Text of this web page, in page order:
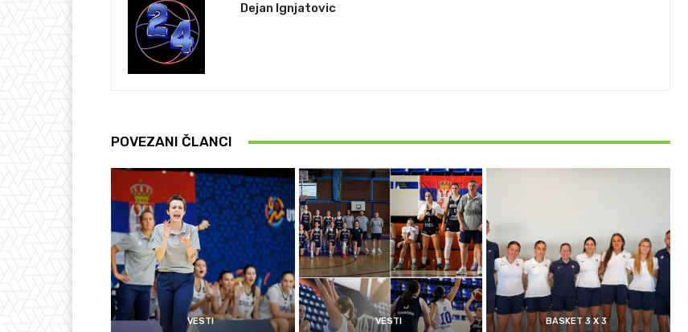
Dejan Ignjatovic
POVEZANI ČLANCI
VESTI VESTI BASKET 3 X 3